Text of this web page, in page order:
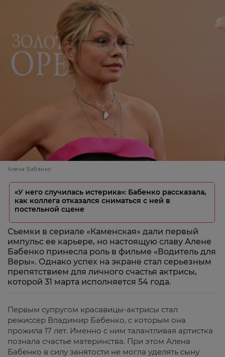
Алена Бабенко
«У него случилась истерика»: Бабенко рассказала,
как коллега отказался сниматься с ней в
постельной сцене
Съемки в сериале «Каменская» дали первый
импульс ее карьере, но настоящую славу Алене
Бабенко принесла роль в фильме «Водитель для
Веры». Однако успех на экране стал серьезным
препятствием для личного счастья актрисы,
которой 31 марта исполняется 54 года.
Первым супругом красавицы-актрисы стал
режиссер Владимир Бабенко, с которым она
прожила 17 лет. Именно с ним талантливая артистка
познала счастье материнства. При этом Алена
Бабенко в силу занятости не могла уделять сыну